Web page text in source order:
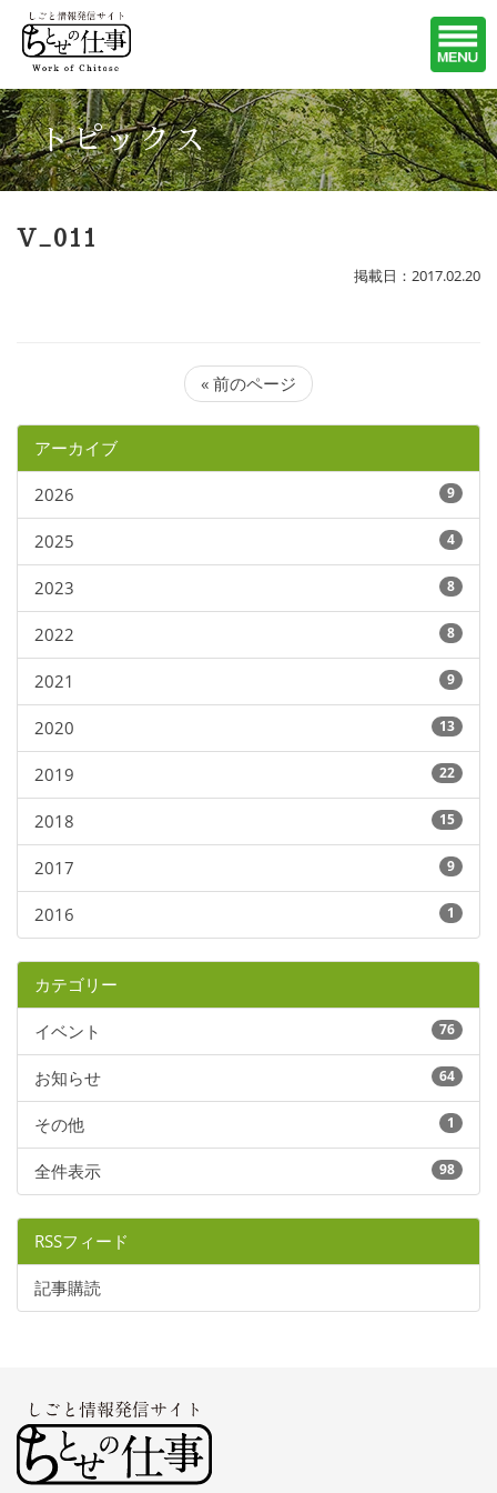
トピックス
V_011
掲載日：2017.02.20
« 前のページ
アーカイブ
2026 9
2025 4
2023 8
2022 8
2021 9
2020 13
2019 22
2018 15
2017 9
2016 1
カテゴリー
イベント 76
お知らせ 64
その他 1
全件表示 98
RSSフィード
記事購読